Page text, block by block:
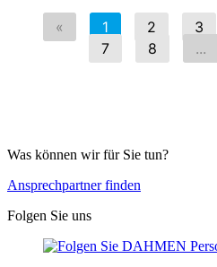
Was können wir für Sie tun?
Ansprechpartner finden
Folgen Sie uns